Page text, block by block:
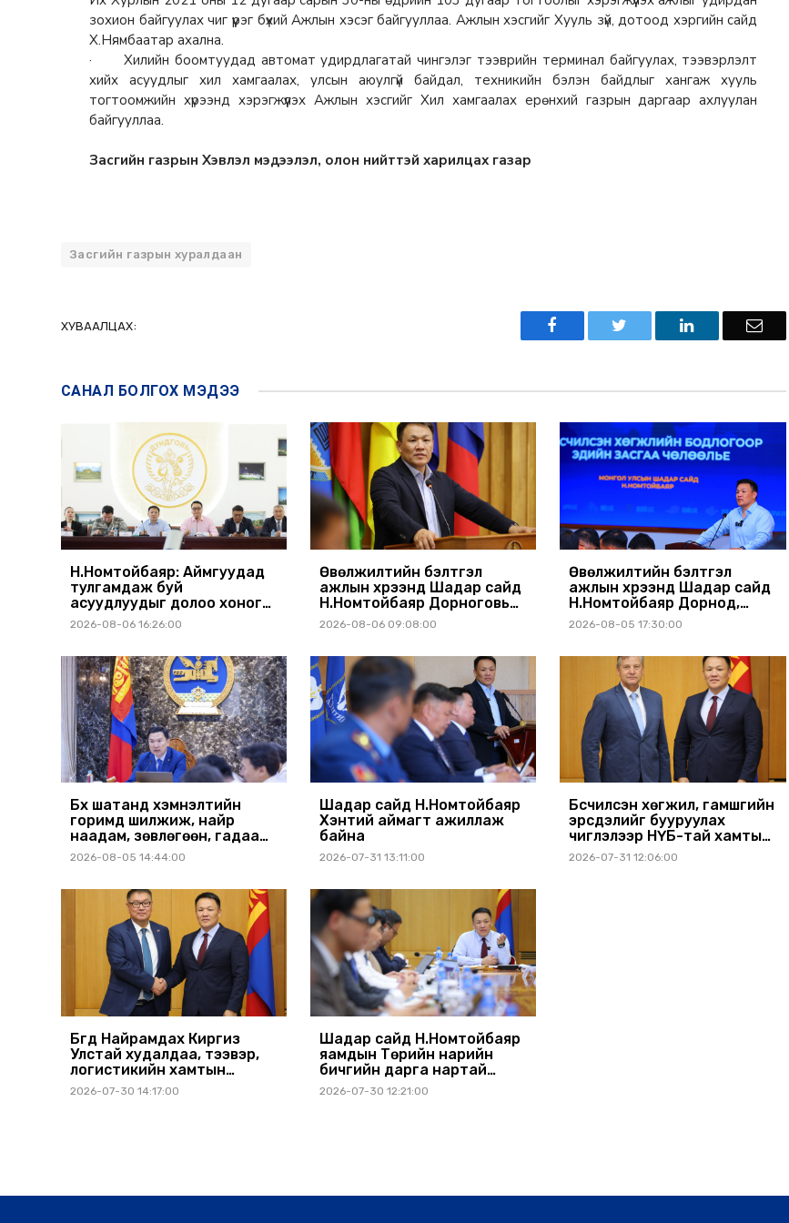
зохион байгуулах чиг үүрэг бүхий Ажлын хэсэг байгууллаа. Ажлын хэсгийг Хууль зүй, дотоод хэргийн сайд
Х.Нямбаатар ахална.
· Хилийн боомтуудад автомат удирдлагатай чингэлэг тээврийн терминал байгуулах, тээвэрлэлт
хийх асуудлыг хил хамгаалах, улсын аюулгүй байдал, техникийн бэлэн байдлыг хангаж хууль
тогтоомжийн хүрээнд хэрэгжүүлэх Ажлын хэсгийг Хил хамгаалах ерөнхий газрын даргаар ахлуулан
байгууллаа.
Засгийн газрын Хэвлэл мэдээлэл, олон нийттэй харилцах газар
Засгийн газрын хуралдаан
ХУВААЛЦАХ:
САНАЛ БОЛГОХ МЭДЭЭ
Н.Номтойбаяр: Аймгуудад
тулгамдаж буй
асуудлуудыг долоо хоног
бүр Засгийн газрын
хуралдаанд танилцуулж,
2026-08-06 16:26:00
Өвөлжилтийн бэлтгэл
ажлын хүрээнд Шадар сайд
Н.Номтойбаяр Дорноговь
аймагт ажиллав
2026-08-06 09:08:00
Өвөлжилтийн бэлтгэл
ажлын хүрээнд Шадар сайд
Н.Номтойбаяр Дорнод,
Сүхбаатар аймагт ажиллав
2026-08-05 17:30:00
Бүх шатанд хэмнэлтийн
горимд шилжиж, найр
наадам, зөвлөгөөн, гадаад
томилолтыг хориглолоо
2026-08-05 14:44:00
Шадар сайд Н.Номтойбаяр
Хэнтий аймагт ажиллаж
байна
2026-07-31 13:11:00
Бүсчилсэн хөгжил, гамшгийн
эрсдэлийг бууруулах
чиглэлээр НҮБ-тай хамтын
ажиллагаагаа өргөжүүлэхээр
2026-07-31 12:06:00
Бүгд Найрамдах Киргиз
Улстай худалдаа, тээвэр,
логистикийн хамтын
ажиллагааг өргөжүүлнэ
2026-07-30 14:17:00
Шадар сайд Н.Номтойбаяр
яамдын Төрийн нарийн
бичгийн дарга нартай
шуурхай хуралдлаа
2026-07-30 12:21:00